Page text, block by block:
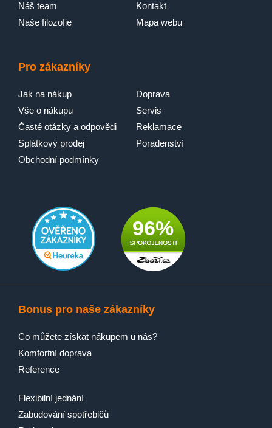
Náš team
Naše filozofie
Kontakt
Mapa webu
Pro zákazníky
Jak na nákup
Vše o nákupu
Časté otázky a odpovědi
Splátkový prodej
Obchodní podmínky
Doprava
Servis
Reklamace
Poradenství
96%
Bonus pro naše zákazníky
Co můžete získat nákupem u nás?
Komfortní doprava
Reference
Flexibilní jednání
Zabudování spotřebičů